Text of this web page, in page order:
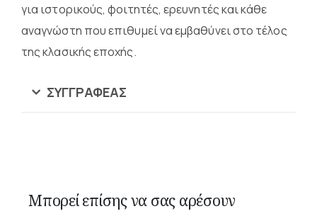
για ιστορικούς, φοιτητές, ερευνητές και κάθε
αναγνώστη που επιθυμεί να εμβαθύνει στο τέλος
της κλασικής εποχής.
ΣΥΓΓΡΑΦΈΑΣ
Μπορεί επίσης να σας αρέσουν